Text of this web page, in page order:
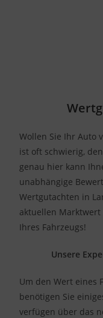
Wollen Sie Ihr Auto
ist oft schwierig,
genau hier kann
unabhängige
Wertgutachten in
aktuellen
Ihres Fahrzeugs!
Unsere
Um den Wert eines
benötigen Sie
verfügen über das